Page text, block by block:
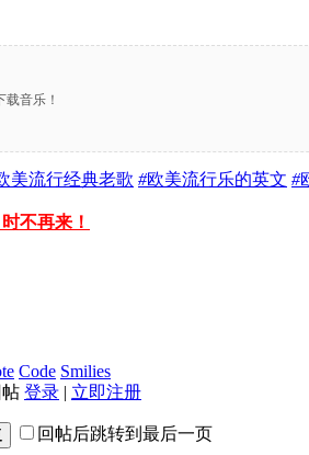
音乐！
美流行经典老歌 #欧美流行乐的英文 #
不再来！
Code Smilies
登录 | 立即注册
回帖后跳转到最后一页